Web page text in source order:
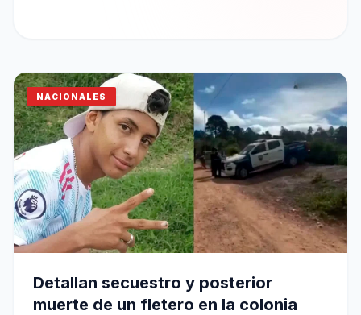
NACIONALES
Detallan secuestro y posterior
muerte de un fletero en la colonia